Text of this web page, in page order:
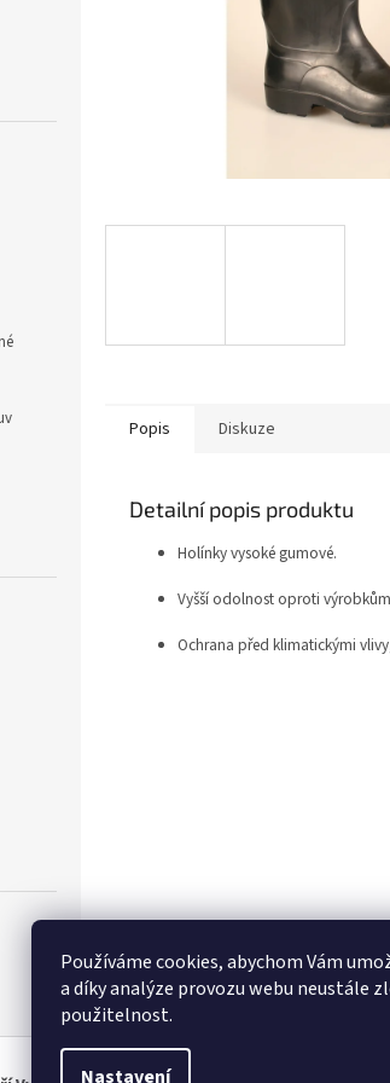
Používáme cookies, abychom Vám
a díky analýze provozu webu neustále
použitelnost.
Nastavení
Popis Diskuze
Detailní popis produktu
Holínky vysoké gumové.
Vyšší odolnost oproti
Ochrana před klimatickými